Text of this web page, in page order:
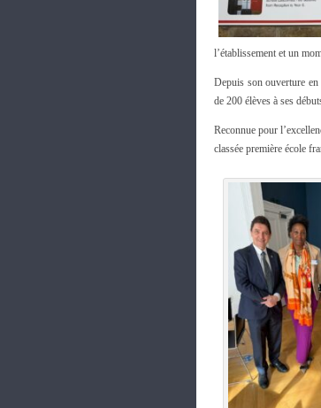
l’établissement et un
Depuis son ouverture
de 200 élèves à ses
Reconnue pour
classée première école